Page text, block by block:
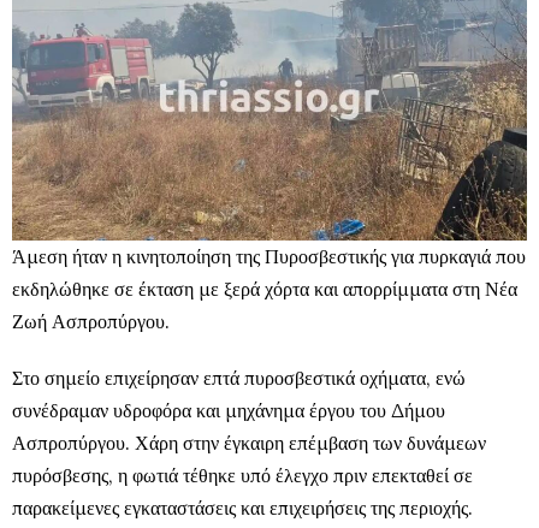
Άμεση ήταν η κινητοποίηση της Πυροσβεστικής για πυρκαγιά που
εκδηλώθηκε σε έκταση με ξερά χόρτα και απορρίμματα στη Νέα
Ζωή Ασπροπύργου.
Στο σημείο επιχείρησαν επτά πυροσβεστικά οχήματα, ενώ
συνέδραμαν υδροφόρα και μηχάνημα έργου του Δήμου
Ασπροπύργου. Χάρη στην έγκαιρη επέμβαση των δυνάμεων
πυρόσβεσης, η φωτιά τέθηκε υπό έλεγχο πριν επεκταθεί σε
παρακείμενες εγκαταστάσεις και επιχειρήσεις της περιοχής.